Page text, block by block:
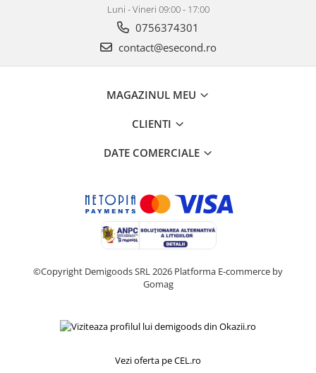
Luni - Vineri 09:00 - 17:00
0756374301
contact@esecond.ro
MAGAZINUL MEU
CLIENTI
DATE COMERCIALE
©Copyright Demigoods SRL 2026 Platforma E-commerce by
Gomag
Vezi oferta pe CEL.ro